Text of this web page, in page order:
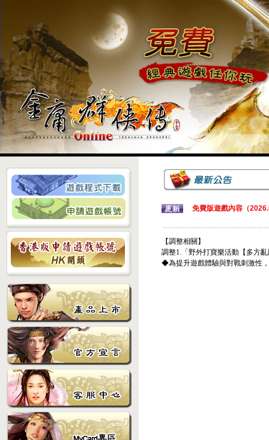
免費版遊戲內容（
【調整相關】
調整1.「野外打寶樂活動【多方
◆為提升遊戲體驗與對戰刺激性